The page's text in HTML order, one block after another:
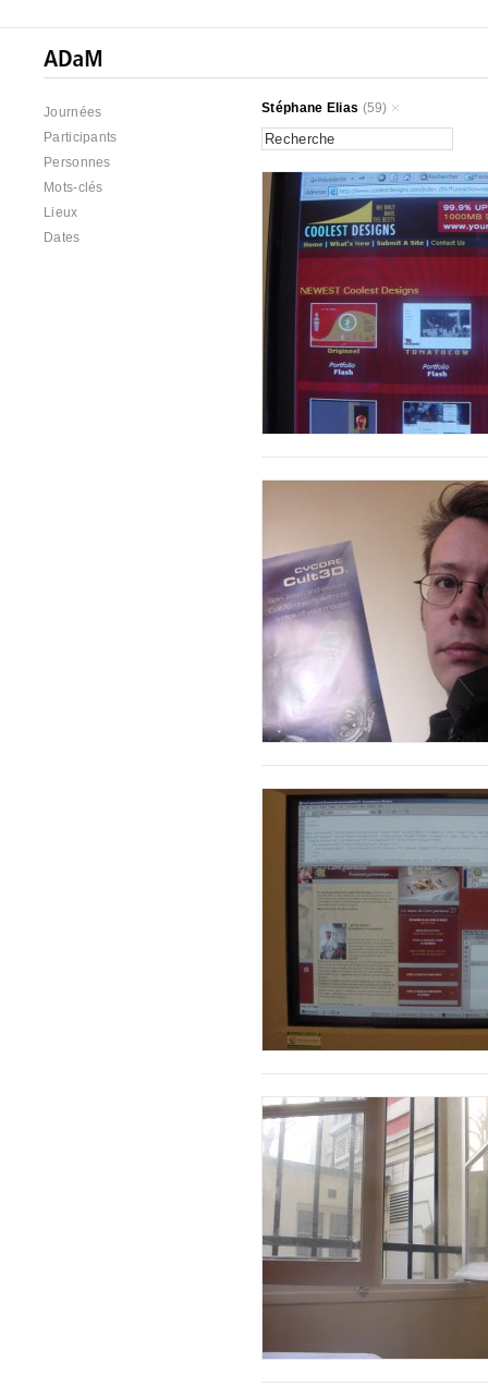
Journées
Participants
Personnes
Mots-clés
Lieux
Dates
Stéphane Elias (59)